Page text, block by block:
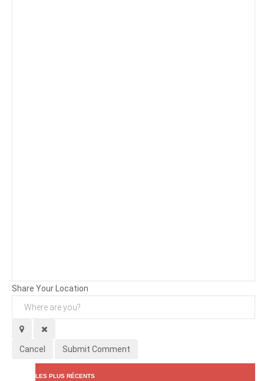
Share Your Location
Cancel Submit Comment
LES PLUS RÉCENTS